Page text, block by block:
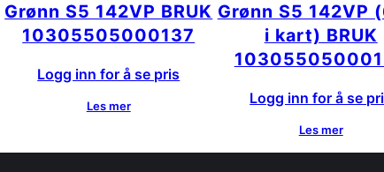
Grønn S5 142VP BRUK
10305505000137
Logg inn for å se pris
Les mer
Grønn S5 142VP
i kart) BRUK
Logg inn for å se
Les mer